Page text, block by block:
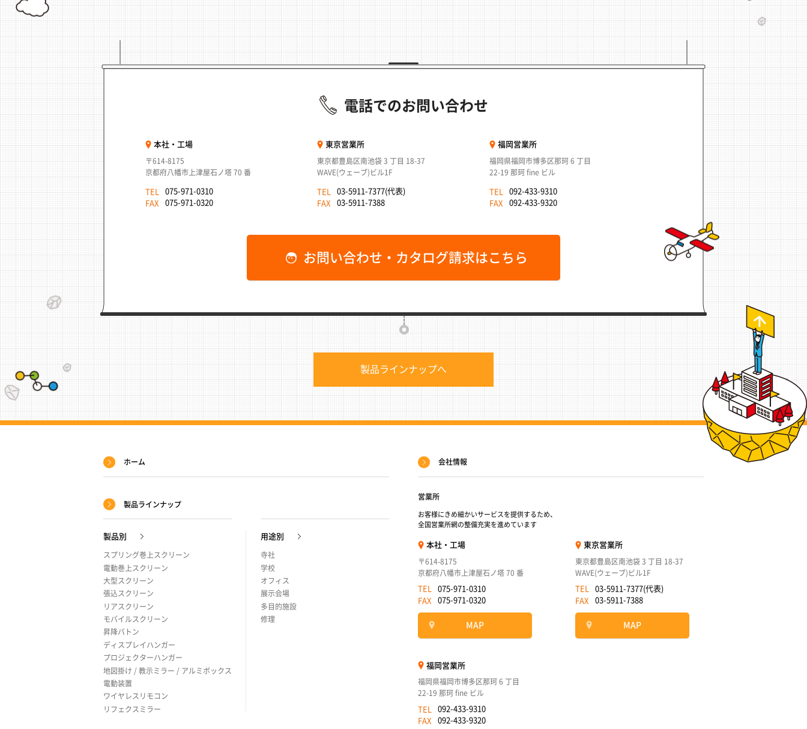
電話でのお問い合わせ
本社・工場
〒614-8175
京都府八幡市上津屋石ノ塔 70 番
TEL
075-971-0310
FAX
075-971-0320
東京営業所
東京都豊島区南池袋 3 丁目 18-37
WAVE(ウェーブ)ビル1F
TEL
03-5911-7377(代表)
FAX
03-5911-7388
福岡営業所
福岡県福岡市博多区那珂 6 丁目
22-19 那珂 fine ビル
TEL
092-433-9310
FAX
092-433-9320
お問い合わせ・カタログ請求はこちら
製品ラインナップへ
サ
マ
プ
ホーム
製品ラインナップ
製品別
スプリング巻上スクリーン
電動巻上スクリーン
大型スクリーン
張込スクリーン
リアスクリーン
モバイルスクリーン
昇降バトン
ディスプレイハンガー
プロジェクターハンガー
地図掛け / 教示ミラー / アルミボックス
電動装置
ワイヤレスリモコン
リフェクスミラー
用途別
寺社
学校
オフィス
展示会場
多目的施設
修理
会社情報
営業所
お客様にきめ細かいサービスを提供するため、
全国営業所網の整備充実を進めています
本社・工場
〒614-8175
京都府八幡市上津屋石ノ塔 70 番
TEL
075-971-0310
FAX
075-971-0320
MAP
東京営業所
東京都豊島区南池袋 3 丁目 18-37
WAVE(ウェーブ)ビル1F
TEL
03-5911-7377(代表)
FAX
03-5911-7388
MAP
福岡営業所
福岡県福岡市博多区那珂 6 丁目
22-19 那珂 fine ビル
TEL
092-433-9310
FAX
092-433-9320